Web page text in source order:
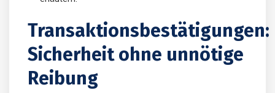
Transaktionsbestätigungen:
Sicherheit ohne unnötige
Reibung